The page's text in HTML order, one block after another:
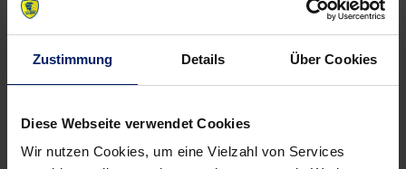
Zustimmung Details Über Cookies
Diese Webseite verwendet Cookies
Wir nutzen Cookies, um eine Vielzahl von Services
NEWSLETTER